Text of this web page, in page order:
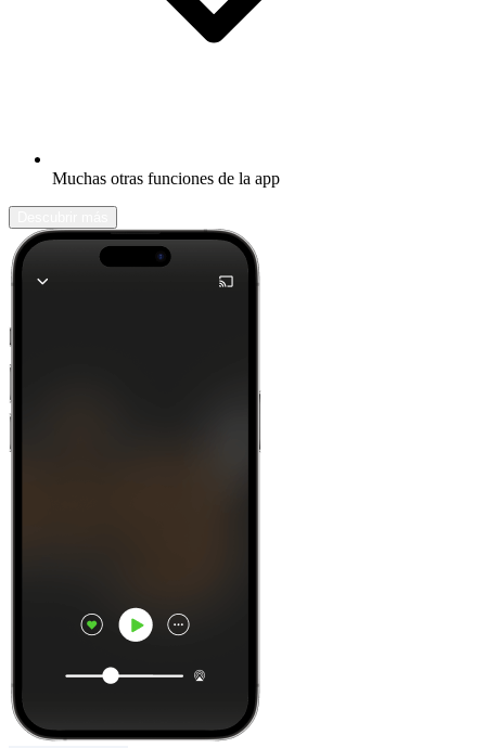
Muchas otras funciones de la app